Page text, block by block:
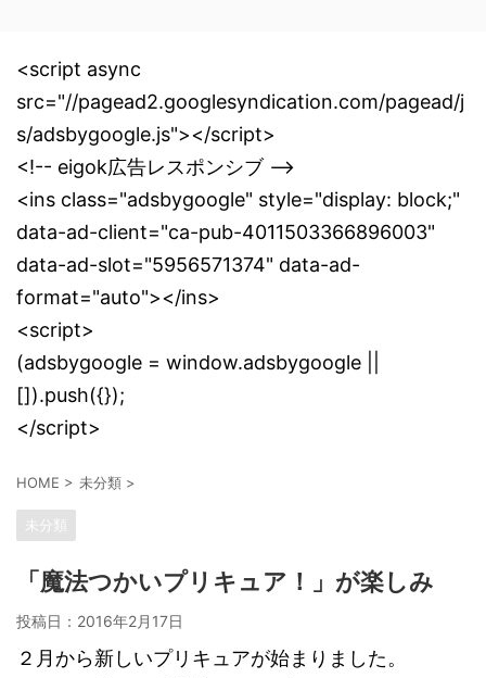
<script async
src="//pagead2.googlesyndication.com/pagead/j
s/adsbygoogle.js"></script>
<!-- eigok広告レスポンシブ -->
<ins class="adsbygoogle" style="display: block;"
data-ad-client="ca-pub-4011503366896003"
data-ad-slot="5956571374" data-ad-
format="auto"></ins>
<script>
(adsbygoogle = window.adsbygoogle ||
[]).push({});
</script>
HOME > 未分類 >
未分類
「魔法つかいプリキュア！」が楽しみ
投稿日： 2016年2月17日
２月から新しいプリキュアが始まりました。